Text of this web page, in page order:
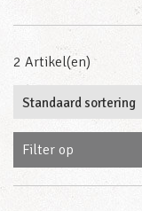
2 Artikel(en)
Filter op